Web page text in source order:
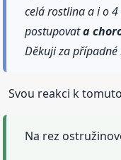
celá rostlina a i o
postupovata
Děkuji za případné
Svou reakci k
Na rez